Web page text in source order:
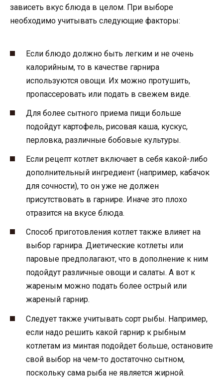
зависеть вкус блюда в целом. При выборе
необходимо учитывать следующие факторы:
Если блюдо должно быть легким и не очень
калорийным, то в качестве гарнира
используются овощи. Их можно протушить,
пропассеровать или подать в свежем виде.
Для более сытного приема пищи больше
подойдут картофель, рисовая каша, кускус,
перловка, различные бобовые культуры.
Если рецепт котлет включает в себя какой-либо
дополнительный ингредиент (например, кабачок
для сочности), то он уже не должен
присутствовать в гарнире. Иначе это плохо
отразится на вкусе блюда.
Способ приготовления котлет также влияет на
выбор гарнира. Диетические котлеты или
паровые предполагают, что в дополнение к ним
подойдут различные овощи и салаты. А вот к
жареным можно подать более острый или
жареный гарнир.
Следует также учитывать сорт рыбы. Например,
если надо решить какой гарнир к рыбным
котлетам из минтая подойдет больше, остановите
свой выбор на чем-то достаточно сытном,
поскольку сама рыба не является жирной.